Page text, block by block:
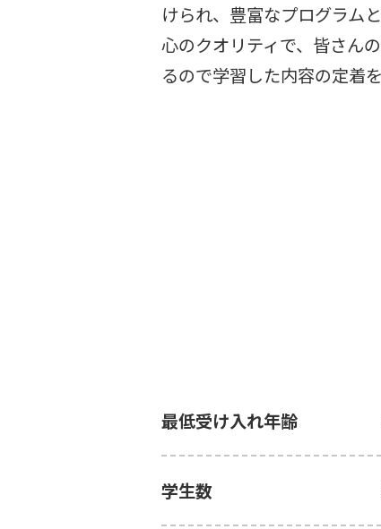
けられ、豊富なプログラム
心のクオリティで、皆さん
るので学習した内容の定着
最低受け入れ年齢
学生数